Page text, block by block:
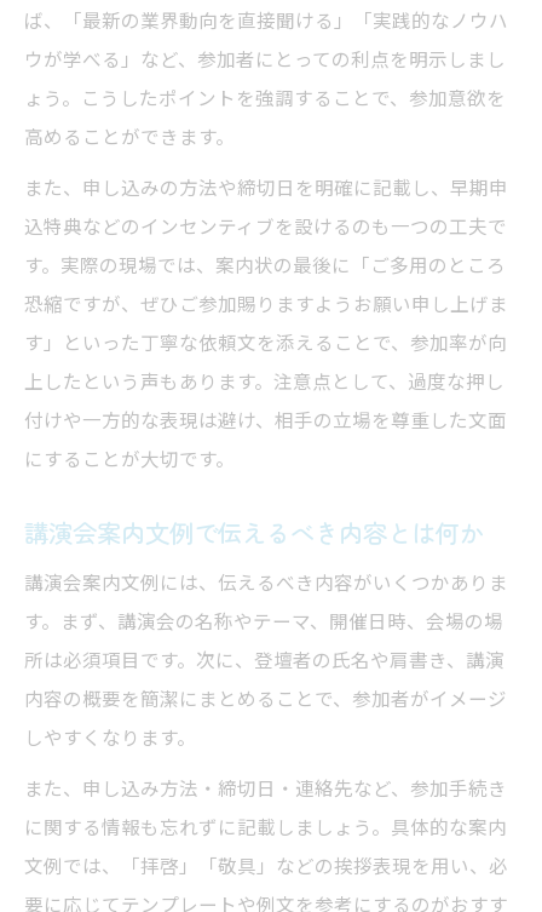
ば、「最新の業界動向を直接聞ける」「実践的なノウハ
ウが学べる」など、参加者にとっての利点を明示しまし
ょう。こうしたポイントを強調することで、参加意欲を
高めることができます。
また、申し込みの方法や締切日を明確に記載し、早期申
込特典などのインセンティブを設けるのも一つの工夫で
す。実際の現場では、案内状の最後に「ご多用のところ
恐縮ですが、ぜひご参加賜りますようお願い申し上げま
す」といった丁寧な依頼文を添えることで、参加率が向
上したという声もあります。注意点として、過度な押し
付けや一方的な表現は避け、相手の立場を尊重した文面
にすることが大切です。
講演会案内文例で伝えるべき内容とは何か
講演会案内文例には、伝えるべき内容がいくつかありま
す。まず、講演会の名称やテーマ、開催日時、会場の場
所は必須項目です。次に、登壇者の氏名や肩書き、講演
内容の概要を簡潔にまとめることで、参加者がイメージ
しやすくなります。
また、申し込み方法・締切日・連絡先など、参加手続き
に関する情報も忘れずに記載しましょう。具体的な案内
文例では、「拝啓」「敬具」などの挨拶表現を用い、必
要に応じてテンプレートや例文を参考にするのがおすす